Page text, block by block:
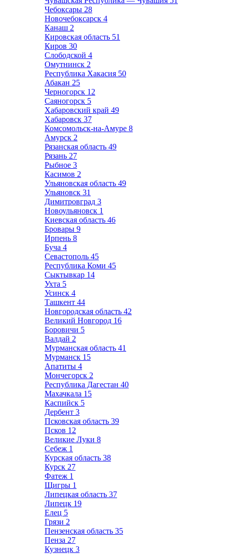
Чебоксары 28
Новочебоксарск 4
Канаш 2
Кировская область 51
Киров 30
Слободской 4
Омутнинск 2
Республика Хакасия 50
Абакан 25
Черногорск 12
Саяногорск 5
Хабаровский край 49
Хабаровск 37
Комсомольск-на-Амуре 8
Амурск 2
Рязанская область 49
Рязань 27
Рыбное 3
Касимов 2
Ульяновская область 49
Ульяновск 31
Димитровград 3
Новоульяновск 1
Киевская область 46
Бровары 9
Ирпень 8
Буча 4
Севастополь 45
Республика Коми 45
Сыктывкар 14
Ухта 5
Усинск 4
Ташкент 44
Новгородская область 42
Великий Новгород 16
Боровичи 5
Валдай 2
Мурманская область 41
Мурманск 15
Апатиты 4
Мончегорск 2
Республика Дагестан 40
Махачкала 15
Каспийск 5
Дербент 3
Псковская область 39
Псков 12
Великие Луки 8
Себеж 1
Курская область 38
Курск 27
Фатеж 1
Щигры 1
Липецкая область 37
Липецк 19
Елец 5
Грязи 2
Пензенская область 35
Пенза 27
Кузнецк 3